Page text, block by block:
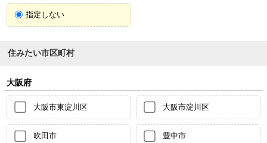
指定しない
住みたい市区町村
大阪府
大阪市東淀川区 大阪市淀川区
吹田市 豊中市